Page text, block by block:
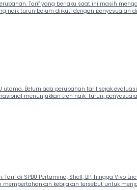
Tarif yang berlaku saat ini masih
naik turun belum diikuti dengan penyesuaian di
Belum ada perubahan tarif sejak
menunjukkan tren naik-turun,
di SPBU Pertamina, Shell, BP, hingga Vivo
kebijakan tersebut untuk